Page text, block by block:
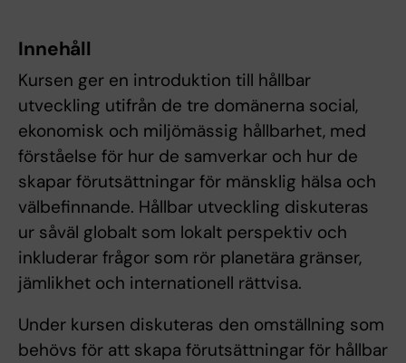
Innehåll
Kursen ger en introduktion till hållbar
utveckling utifrån de tre domänerna social,
ekonomisk och miljömässig hållbarhet, med
förståelse för hur de samverkar och hur de
skapar förutsättningar för mänsklig hälsa och
välbefinnande. Hållbar utveckling diskuteras
ur såväl globalt som lokalt perspektiv och
inkluderar frågor som rör planetära gränser,
jämlikhet och internationell rättvisa.
Under kursen diskuteras den omställning som
behövs för att skapa förutsättningar för hållbar